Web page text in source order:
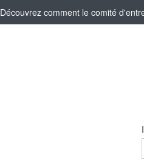
Découvrez comment le comité